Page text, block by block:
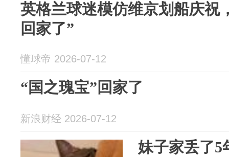
英格兰球迷模仿维京划船庆祝
回家了”
懂球帝 2026-07-12
“国之瑰宝”回家了
新浪财经 2026-07-12
妹子家丢了